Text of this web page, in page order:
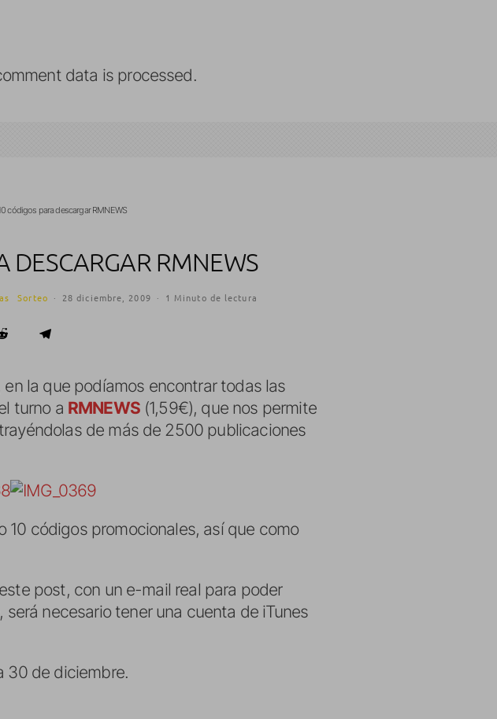
data is processed.
códigos para descargar RMNEWS
DESCARGAR RMNEWS
Sorteo · 28 diciembre, 2009 · 1 Minuto de lectura
en la que podíamos encontrar todas las
turno a RMNEWS(1,59€), que nos permite
de más de 2500 publicaciones
10 códigos promocionales, así que como
post, con un e-mail real para poder
necesario tener una cuenta de iTunes
30 de diciembre.